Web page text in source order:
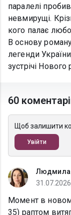
паралелі
невмирущі.
кого палає
В основу
легенди
зустрічі
60
Щоб залишити
Увійти
Людмила
Момент в новому
35) раптом